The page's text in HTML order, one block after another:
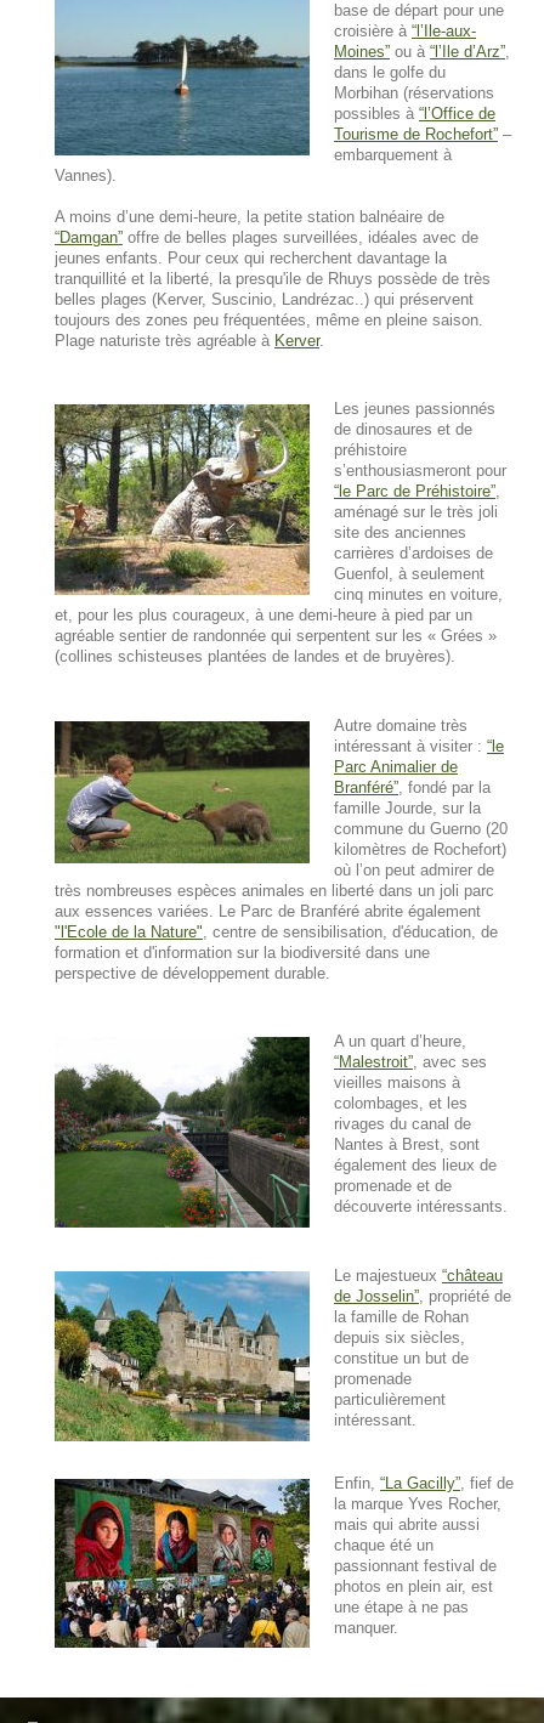
base de départ pour une
croisière à
l’Ile-aux-
Moines
ou à l’Ile d’Arz
dans le golfe du
Morbihan (réservations
possibles à
l’Office de
Tourisme de Rochefort –
embarquement à
Vannes).
A moins d’une demi-heure, la petite station balnéaire de
Damgan offre de belles plages surveillées, idéales avec de
jeunes enfants. Pour ceux qui recherchent davantage la
tranquillité et la liberté, la presqu'ile de Rhuys possède de très
belles plages (Kerver, Suscinio, Landrézac..) qui préservent
toujours des zones peu fréquentées, même en pleine saison.
Plage naturiste très agréable à Kerver.
Les jeunes passionnés
de dinosaures et de
préhistoire
s’enthousiasmeront pour
le Parc de Préhistoire ,
aménagé sur le très joli
site des anciennes
carrières d’ardoises de
Guenfol, à seulement
cinq minutes en voiture,
et, pour les plus courageux, à une demi-heure à pied par un
agréable sentier de randonnée qui serpentent sur les « Grées »
(collines schisteuses plantées de landes et de bruyères).
Autre domaine très
intéressant à visiter :
le
Parc Animalier de
Branféré
, fondé par la
famille Jourde, sur la
commune du Guerno (20
kilomètres de Rochefort)
où l’on peut admirer de
très nombreuses espèces animales en liberté dans un joli parc
aux essences variées. Le Parc de Branféré abrite également
"l'Ecole de la Nature" , centre de sensibilisation, d'éducation, de
formation et d'information sur la biodiversité dans une
perspective de développement durable.
A un quart d’heure,
Malestroit , avec ses
vieilles maisons à
colombages, et les
rivages du canal de
Nantes à Brest, sont
également des lieux de
promenade et de
découverte intéressants.
Le majestueux
château
de Josselin , propriété de
la famille de Rohan
depuis six siècles,
constitue un but de
promenade
particulièrement
intéressant.
Enfin, La Gacilly
, fief de
la marque Yves Rocher,
mais qui abrite aussi
chaque été un
passionnant festival de
photos en plein air, est
une étape à ne pas
manquer.